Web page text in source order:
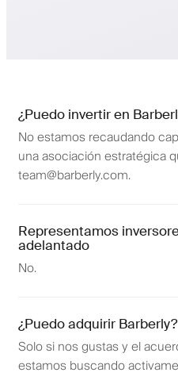
¿Puedo invertir en
No estamos recaudando
una asociación estratégica
team@barberly.com.
Representamos
adelantado
No.
¿Puedo adquirir Barberly?
Solo si nos gustas y el
estamos buscando